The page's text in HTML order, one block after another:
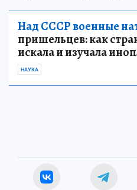
Над СССР военные
пришельцев: как
искала и изучала
НАУКА